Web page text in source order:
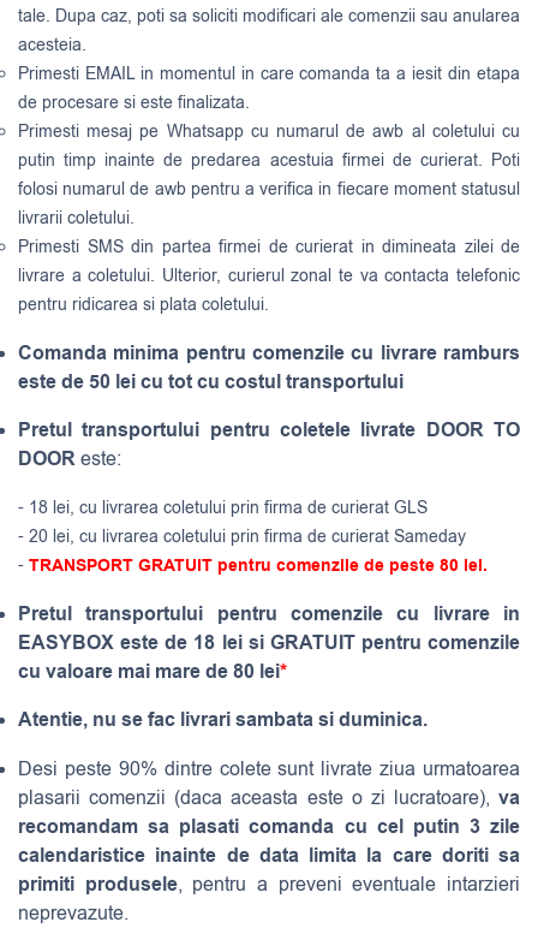
tale. Dupa caz, poti sa soliciti modificari ale comenzii sau anularea
acesteia.
Primesti EMAIL in momentul in care comanda ta a iesit din etapa
de procesare si este finalizata.
Primesti mesaj pe Whatsapp cu numarul de awb al coletului cu
putin timp inainte de predarea acestuia firmei de curierat. Poti
folosi numarul de awb pentru a verifica in fiecare moment statusul
livrarii coletului.
Primesti SMS din partea firmei de curierat in dimineata zilei de
livrare a coletului. Ulterior, curierul zonal te va contacta telefonic
pentru ridicarea si plata coletului.
Comanda minima pentru comenzile cu livrare ramburs
este de 50 lei cu tot cu costul transportului
Pretul transportului pentru coletele livrate DOOR TO
DOOReste:
- 18 lei, cu livrarea coletului prin firma de curierat GLS
- 20 lei, cu livrarea coletului prin firma de curierat Sameday
- TRANSPORT GRATUIT pentru comenzile de peste 80 lei.
Pretul transportului pentru comenzile cu livrare in
EASYBOX este de 18 lei si GRATUIT pentru comenzile
cu valoare mai mare de 80 lei*
Atentie, nu se fac livrari sambata si duminica.
Desi peste 90% dintre colete sunt livrate ziua urmatoarea
plasarii comenzii (daca aceasta este o zi lucratoare), va
recomandam sa plasati comanda cu cel putin 3 zile
calendaristice inainte de data limita la care doriti sa
primiti produsele, pentru a preveni eventuale intarzieri
neprevazute.